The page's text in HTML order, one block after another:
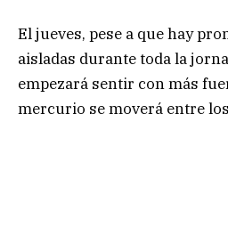
El jueves, pese a que hay
aisladas durante toda la
empezará sentir con más
mercurio se moverá entre